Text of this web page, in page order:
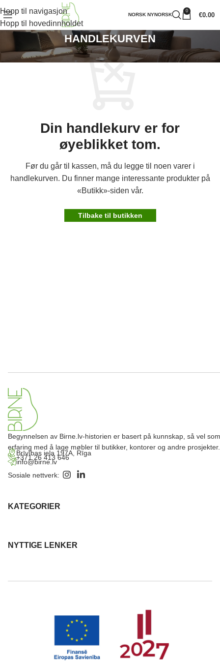
Hopp til navigasjon
Hopp til hovedinnholdet
NORSK NYNORSK
0
€0.00
HANDLEKURVEN
Din handlekurv er for
øyeblikket tom.
Før du går til kassen, må du legge til noen varer i
handlekurven. Du finner mange interessante produkter på
«Butikk»-siden vår.
Tilbake til butikken
Begynnelsen av Birne.lv-historien er basert på kunnskap, så vel som
erfaring med å lage møbler til butikker, kontorer og andre prosjekter.
Brīvības iela 197A, Rīga
+371 26 413 646
info@birne.lv
Sosiale nettverk:
KATEGORIER
NYTTIGE LENKER